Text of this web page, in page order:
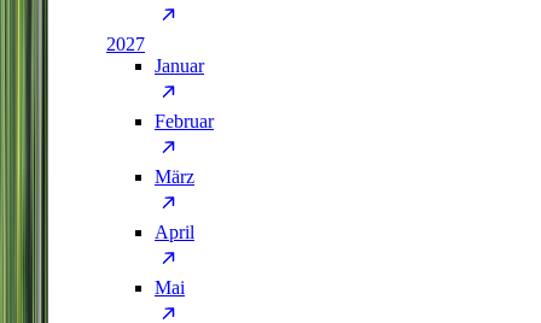
2027
Januar
Februar
März
April
Mai